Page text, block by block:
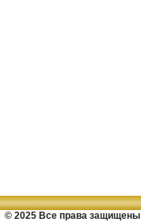
© 2025 Все права защищены